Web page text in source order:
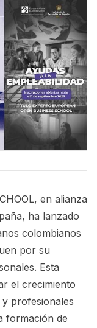
en alianza
ha lanzado
colombianos
por su
Esta
el crecimiento
profesionales
formación de